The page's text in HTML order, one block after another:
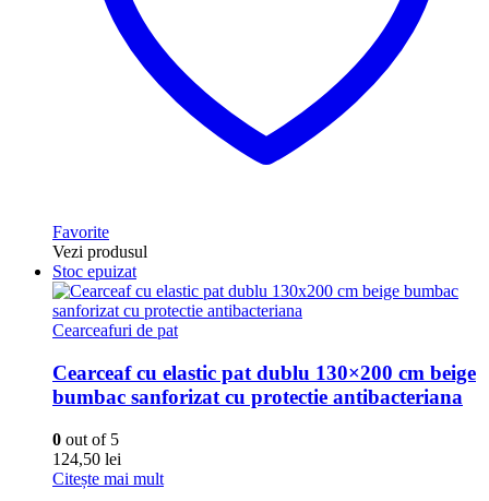
Favorite
Vezi produsul
Stoc epuizat
Cearceafuri de pat
Cearceaf cu elastic pat dublu 130×200 cm beige
bumbac sanforizat cu protectie antibacteriana
0 out of 5
124,50 lei
Citește mai mult